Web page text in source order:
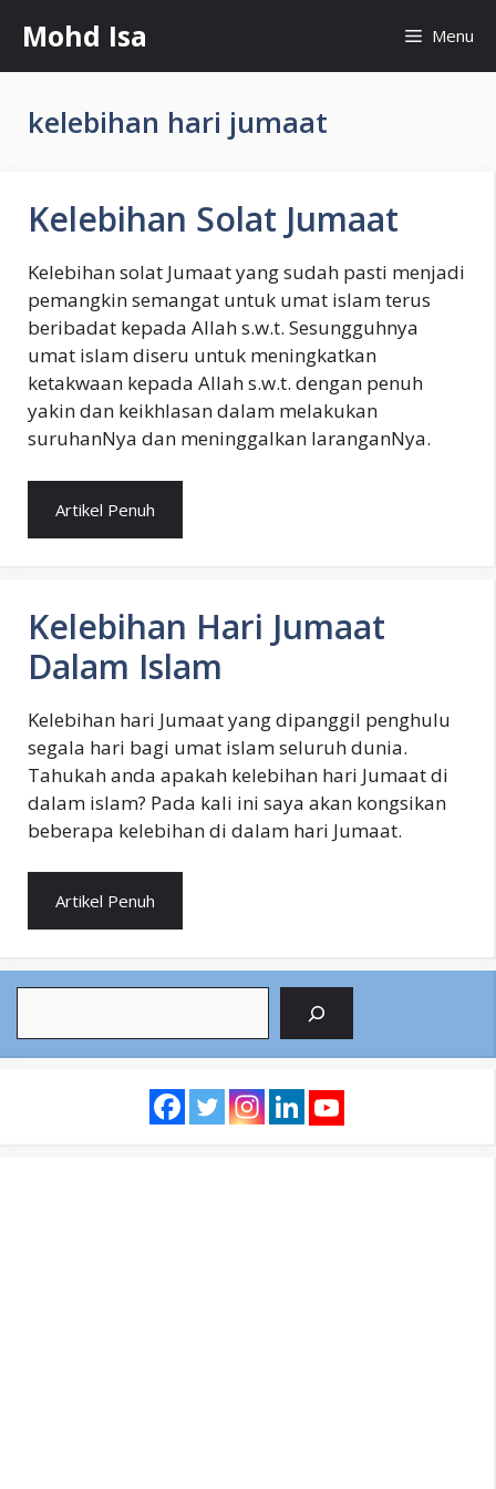
content
Mohd Isa Menu
kelebihan hari jumaat
Kelebihan Solat Jumaat
Kelebihan solat Jumaat yang sudah pasti menjadi
pemangkin semangat untuk umat islam terus
beribadat kepada Allah s.w.t. Sesungguhnya
umat islam diseru untuk meningkatkan
ketakwaan kepada Allah s.w.t. dengan penuh
yakin dan keikhlasan dalam melakukan
suruhanNya dan meninggalkan laranganNya.
Artikel Penuh
Kelebihan Hari Jumaat
Dalam Islam
Kelebihan hari Jumaat yang dipanggil penghulu
segala hari bagi umat islam seluruh dunia.
Tahukah anda apakah kelebihan hari Jumaat di
dalam islam? Pada kali ini saya akan kongsikan
beberapa kelebihan di dalam hari Jumaat.
Artikel Penuh